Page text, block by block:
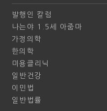
발행인 칼럼
나는야 1.5세 아줌마
가정의학
한의학
미용클리닉
일반건강
이민법
일반법률